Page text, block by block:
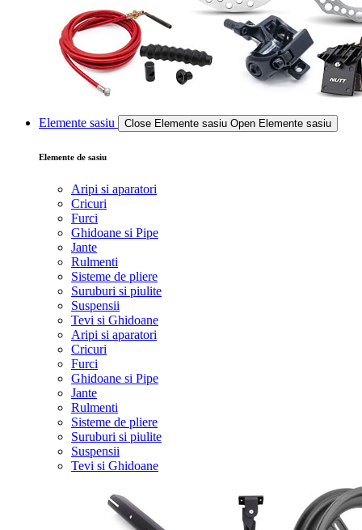
Elemente sasiu Close Elemente sasiu Open Elemente sasiu
Elemente de sasiu
Aripi si aparatori
Cricuri
Furci
Ghidoane si Pipe
Jante
Rulmenti
Sisteme de pliere
Suruburi si piulite
Suspensii
Tevi si Ghidoane
Aripi si aparatori
Cricuri
Furci
Ghidoane si Pipe
Jante
Rulmenti
Sisteme de pliere
Suruburi si piulite
Suspensii
Tevi si Ghidoane